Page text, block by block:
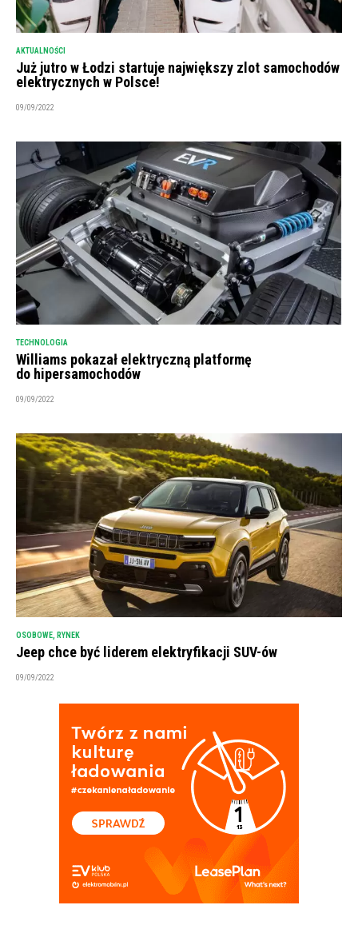
AKTUALNOŚCI
Już jutro w Łodzi startuje największy zlot samochodów
elektrycznych w Polsce!
09/09/2022
TECHNOLOGIA
Williams pokazał elektryczną platformę
do hipersamochodów
09/09/2022
OSOBOWE RYNEK
Jeep chce być liderem elektryfikacji SUV-ów
09/09/2022